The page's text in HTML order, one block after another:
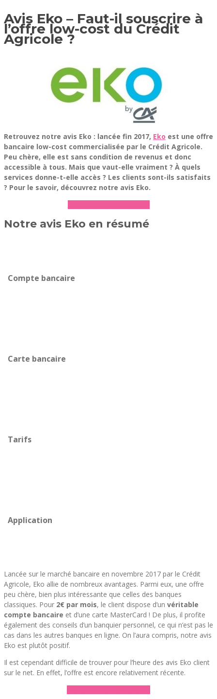
Avis Eko – Faut-il souscrire à
l’offre low-cost du Crédit
Agricole ?
Retrouvez notre avis Eko : lancée fin 2017, Eko est une offre
bancaire low-cost commercialisée par le Crédit Agricole.
Peu chère, elle est sans condition de revenus et donc
accessible à tous. Mais que vaut-elle vraiment ? À quels
services donne-t-elle accès ? Les clients sont-ils satisfaits
? Pour le savoir, découvrez notre avis Eko.
Notre avis Eko en résumé
Compte bancaire
Carte bancaire
Tarifs
Application
Lancée sur le marché bancaire en novembre 2017 par le Crédit
Agricole, Eko allie de nombreux avantages. Parmi eux, une offre
peu chère, bien plus intéressante que celles des banques
classiques. Pour 2€ par mois, le client dispose d’un véritable
compte bancaire et d’une carte MasterCard ! De plus, il profite
également des conseils d’un banquier personnel, ce qui n’est pas le
cas dans les autres banques en ligne. On l’aura compris, notre avis
Eko est plutôt positif.
Il est cependant difficile de trouver pour l’heure des avis Eko client
sur le net. En effet, l’offre est encore relativement récente.